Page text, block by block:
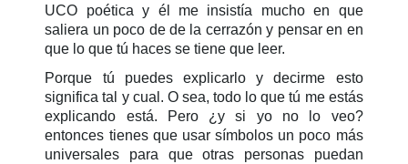
UCO poética y él me insistía mucho en que
saliera un poco de de la cerrazón y pensar en en
que lo que tú haces se tiene que leer.
Porque tú puedes explicarlo y decirme esto
significa tal y cual. O sea, todo lo que tú me estás
explicando está. Pero ¿y si yo no lo veo?
entonces tienes que usar símbolos un poco más
universales para que otras personas puedan